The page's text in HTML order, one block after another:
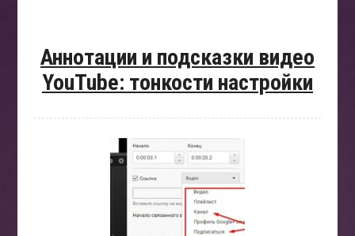
Аннотации и подсказки видео
YouTube: тонкости настройки